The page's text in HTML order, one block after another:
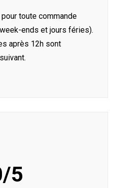
toute commande
ends et jours féries).
après 12h sont
5